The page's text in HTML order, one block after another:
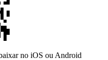
no iOS ou Android